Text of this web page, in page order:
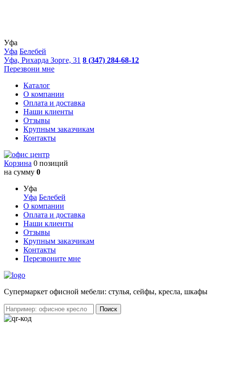
Уфа
Уфа Белебей
Уфа, Рихарда Зорге, 31 8 (347) 284-68-12
Перезвони мне
Каталог
О компании
Оплата и доставка
Наши клиенты
Отзывы
Крупным заказчикам
Контакты
Корзина 0 позиций
на сумму 0
Уфа
Уфа Белебей
О компании
Оплата и доставка
Наши клиенты
Отзывы
Крупным заказчикам
Контакты
Перезвоните мне
Cупермаркет офисной мебели: стулья, сейфы, кресла, шкафы